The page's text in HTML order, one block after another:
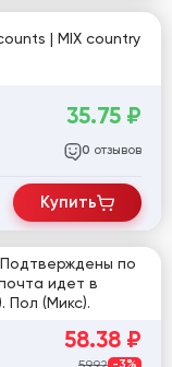
| MIX country
35.75 ₽
0 отзывов
Купить
по
идет в
Пол (Микс).
58.38 ₽